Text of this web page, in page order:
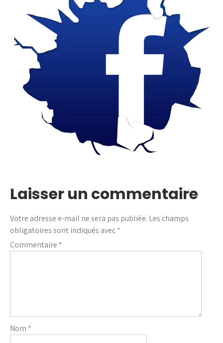
Laisser un commentaire
Votre adresse e-mail ne sera pas publiée. Les champs
obligatoires sont indiqués avec*
Commentaire *
Nom *